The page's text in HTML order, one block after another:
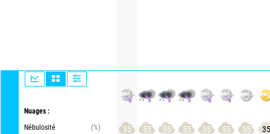
Nuages :
Nébulosité
(%)
55 55 55 55 55 55 55 35